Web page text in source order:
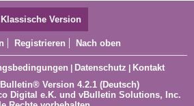
Klassische Version
Registrieren Nach oben
Datenschutz
Kontakt
Version 4.2.1 (Deutsch)
Digital e.K. und vBulletin Solutions, Inc.